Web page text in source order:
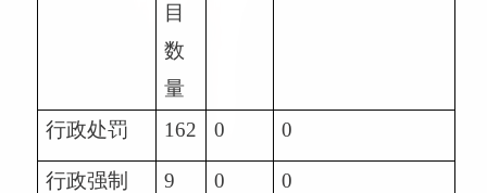
目
数
量
行政处罚
162 0 0
行政强制 9 0 0